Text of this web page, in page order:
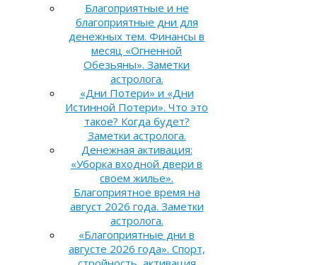
Благоприятные и не
благоприятные дни для
денежных тем. Финансы в
месяц «Огненной
Обезьяны». Заметки
астролога.
«Дни Потери» и «Дни
Истинной Потери». Что это
такое? Когда будет?
Заметки астролога.
Денежная активация:
«Уборка входной двери в
своем жилье».
Благоприятное время на
август 2026 года. Заметки
астролога.
«Благоприятные дни в
августе 2026 года». Спорт,